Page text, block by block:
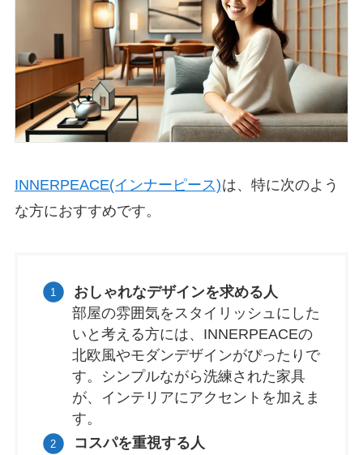
INNERPEACE(インナーピース)は、特に次のよう
な方におすすめです。
おしゃれなデザインを求める人
部屋の雰囲気をスタイリッシュにした
いと考える方には、INNERPEACEの
北欧風やモダンデザインがぴったりで
す。シンプルながら洗練された家具
が、インテリアにアクセントを加えま
す。
コスパを重視する人